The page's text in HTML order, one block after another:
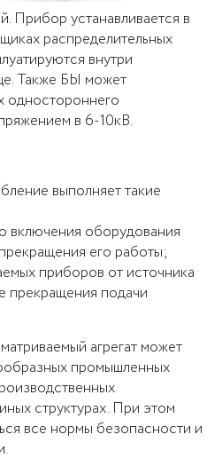
Прибор устанавливается в
распределительных
внутри
Также БЫ может
одностороннего
в 6-10кВ.
выполняет такие
включения оборудования
его работы;
приборов от источника
прекращения подачи
агрегат может
промышленных
структурах. При этом
все нормы безопасности и